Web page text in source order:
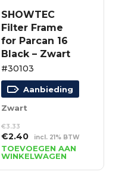
SHOWTEC
Filter Frame
for Parcan 16
Black – Zwart
#30103
Aanbieding
Zwart
€3.33
Oorspronkelijke
prijs
was:
€3.33.
€2.40Huidige
prijs
is:
€2.40.
incl. 21% BTW
TOEVOEGEN AAN
WINKELWAGEN